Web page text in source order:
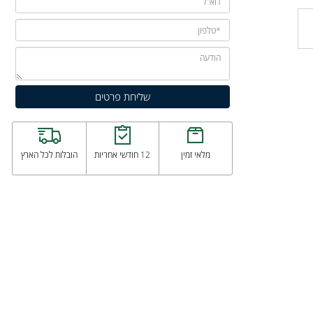
מלאי זמין 12 חודשי אחריות הובלות לכל הארץ